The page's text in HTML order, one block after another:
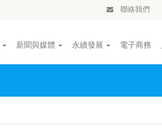
聯絡我們
新聞與媒體 永續發展 電子商務